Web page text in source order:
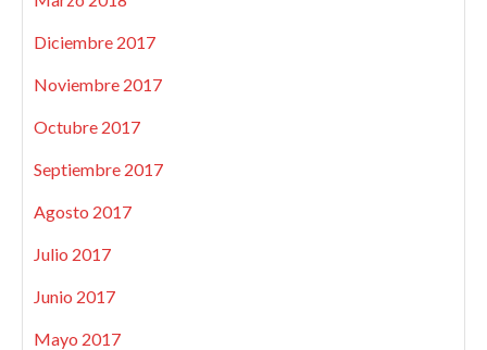
Diciembre 2017
Noviembre 2017
Octubre 2017
Septiembre 2017
Agosto 2017
Julio 2017
Junio 2017
Mayo 2017